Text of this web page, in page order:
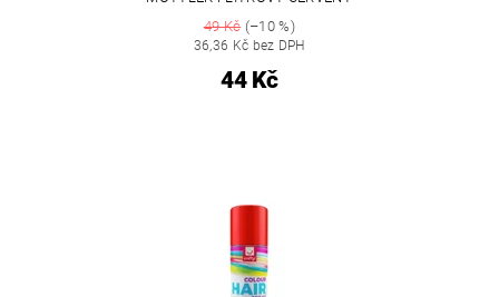
49 Kč(–10 %)
36,36 Kč bez DPH
44 Kč